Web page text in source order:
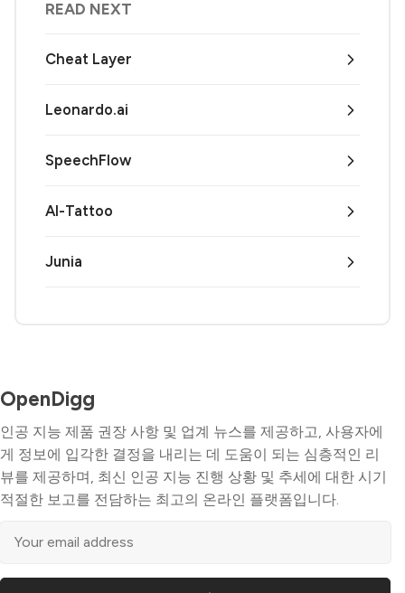
READ NEXT
Cheat Layer
Leonardo.ai
SpeechFlow
AI-Tattoo
Junia
OpenDigg
인공 지능 제품 권장 사항 및 업계 뉴스를 제공하고, 사용자에
게 정보에 입각한 결정을 내리는 데 도움이 되는 심층적인 리
뷰를 제공하며, 최신 인공 지능 진행 상황 및 추세에 대한 시기
적절한 보고를 전담하는 최고의 온라인 플랫폼입니다.